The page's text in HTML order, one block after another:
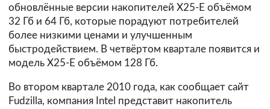
обновлённые версии накопителей X25-E объёмом
32 Гб и 64 Гб, которые порадуют потребителей
более низкими ценами и улучшенным
быстродействием. В четвёртом квартале появится и
модель X25-E объёмом 128 Гб.
Во втором квартале 2010 года, как сообщает сайт
Fudzilla, компания Intel представит накопитель